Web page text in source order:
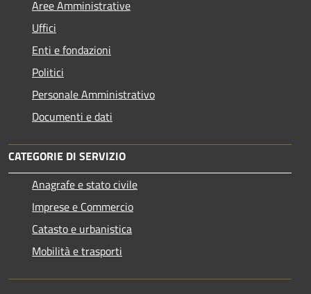
Aree Amministrative
Uffici
Enti e fondazioni
Politici
Personale Amministrativo
Documenti e dati
CATEGORIE DI SERVIZIO
Anagrafe e stato civile
Imprese e Commercio
Catasto e urbanistica
Mobilità e trasporti